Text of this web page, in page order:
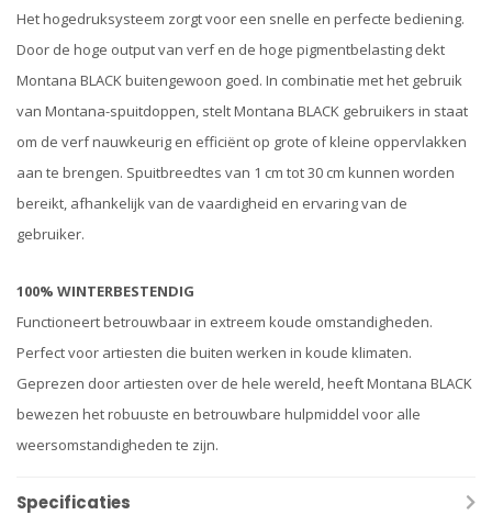
Het hogedruksysteem zorgt voor een snelle en perfecte bediening.
Door de hoge output van verf en de hoge pigmentbelasting dekt
Montana BLACK buitengewoon goed. In combinatie met het gebruik
van Montana-spuitdoppen, stelt Montana BLACK gebruikers in staat
om de verf nauwkeurig en efficiënt op grote of kleine oppervlakken
aan te brengen. Spuitbreedtes van 1 cm tot 30 cm kunnen worden
bereikt, afhankelijk van de vaardigheid en ervaring van de
gebruiker.
100% WINTERBESTENDIG
Functioneert betrouwbaar in extreem koude omstandigheden.
Perfect voor artiesten die buiten werken in koude klimaten.
Geprezen door artiesten over de hele wereld, heeft Montana BLACK
bewezen het robuuste en betrouwbare hulpmiddel voor alle
weersomstandigheden te zijn.
Specificaties